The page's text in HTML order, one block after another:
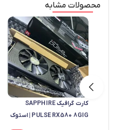
محصولات مشابه
کارت گرافیک SAPPHIRE
PULSE RX580 8GIG | استوک